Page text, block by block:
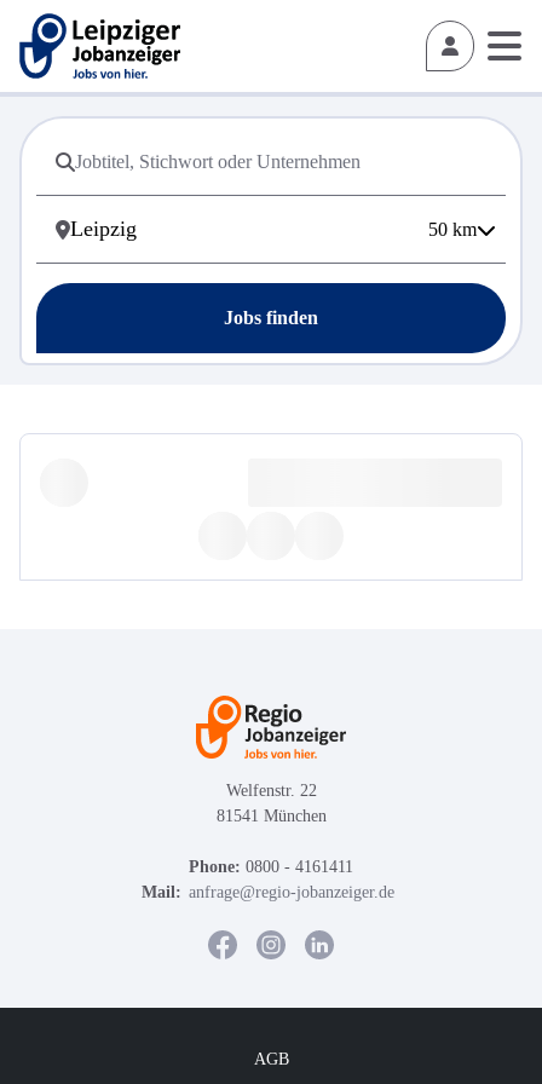
50 km
Jobs finden
Welfenstr. 22
81541 München
Phone: 0800 - 4161411
Mail: anfrage@regio-jobanzeiger.de
AGB